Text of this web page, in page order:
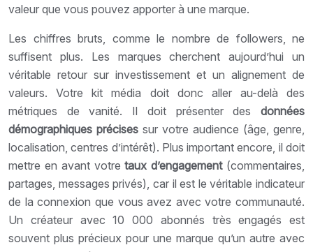
valeur que vous pouvez apporter à une marque.
Les chiffres bruts, comme le nombre de followers, ne
suffisent plus. Les marques cherchent aujourd’hui un
véritable retour sur investissement et un alignement de
valeurs. Votre kit média doit donc aller au-delà des
métriques de vanité. Il doit présenter des données
démographiques précises sur votre audience (âge, genre,
localisation, centres d’intérêt). Plus important encore, il doit
mettre en avant votretaux d’engagement(commentaires,
partages, messages privés), car il est le véritable indicateur
de la connexion que vous avez avec votre communauté.
Un créateur avec 10 000 abonnés très engagés est
souvent plus précieux pour une marque qu’un autre avec